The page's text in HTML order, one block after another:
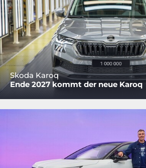
Skoda Karoq
Ende 2027 kommt der neue Karoq